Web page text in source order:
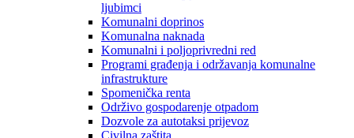
ljubimci
Komunalni doprinos
Komunalna naknada
Komunalni i poljoprivredni red
Programi građenja i održavanja komunalne
infrastrukture
Spomenička renta
Održivo gospodarenje otpadom
Dozvole za autotaksi prijevoz
Civilna zaštita